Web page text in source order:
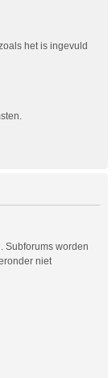
het is ingevuld
Subforums worden
niet